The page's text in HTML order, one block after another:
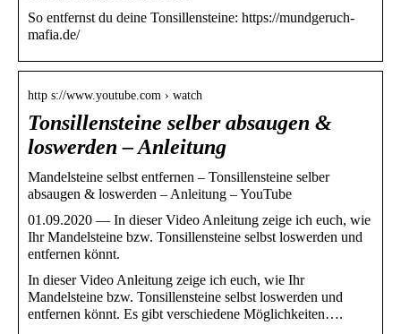
So entfernst du deine Tonsillensteine: https://mundgeruch-
mafia.de/
http s://www.youtube.com › watch
Tonsillensteine selber absaugen &
loswerden – Anleitung
Mandelsteine selbst entfernen – Tonsillensteine selber
absaugen & loswerden – Anleitung – YouTube
01.09.2020 — In dieser Video Anleitung zeige ich euch, wie
Ihr Mandelsteine bzw. Tonsillensteine selbst loswerden und
entfernen könnt.
In dieser Video Anleitung zeige ich euch, wie Ihr
Mandelsteine bzw. Tonsillensteine selbst loswerden und
entfernen könnt. Es gibt verschiedene Möglichkeiten….